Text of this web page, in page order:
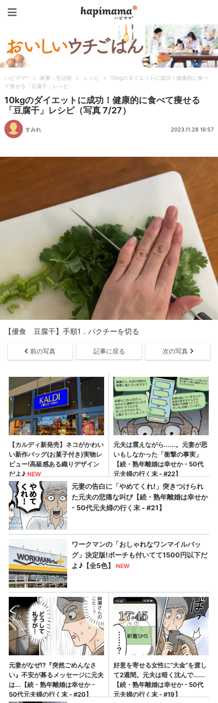
ハピママ* > 家事・生活術 > レシピ >
10kgのダイエットに成功！健康的に食べ
て痩せる「豆腐干」レシピ
10kgのダイエットに成功！健康的に食べて痩せる
「豆腐干」レシピ（写真 7/27）
すみれ 2023.11.28 16:57
【優食 豆腐干】手順1．パクチーを切る
前の写真 記事に戻る 次の写真